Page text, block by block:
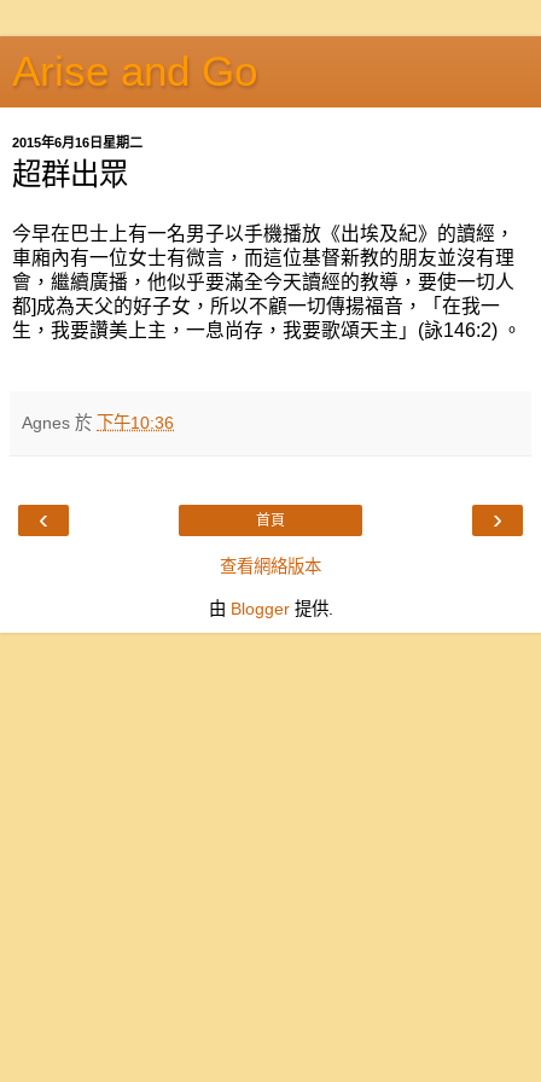
Arise and Go
2015年6月16日星期二
超群出眾
今早在巴士上有一名男子以手機播放《出埃及紀》的讀經，
車廂內有一位女士有微言，而這位基督新教的朋友並沒有理
會，繼續廣播，他似乎要滿全今天讀經的教導，要使一切人
都]成為天父的好子女，所以不顧一切傳揚福音，「在我一
生，我要讚美上主，一息尚存，我要歌頌天主」(詠146:2) 。
Agnes 於 下午10:36
‹ ›
首頁
查看網絡版本
由 Blogger提供.